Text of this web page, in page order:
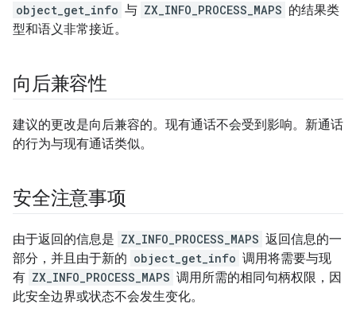
object_get_info 与 ZX_INFO_PROCESS_MAPS 的结果类
型和语义非常接近。
向后兼容性
建议的更改是向后兼容的。现有通话不会受到影响。新通话
的行为与现有通话类似。
安全注意事项
由于返回的信息是 ZX_INFO_PROCESS_MAPS 返回信息的一
部分，并且由于新的 object_get_info 调用将需要与现
有 ZX_INFO_PROCESS_MAPS 调用所需的相同句柄权限，因
此安全边界或状态不会发生变化。